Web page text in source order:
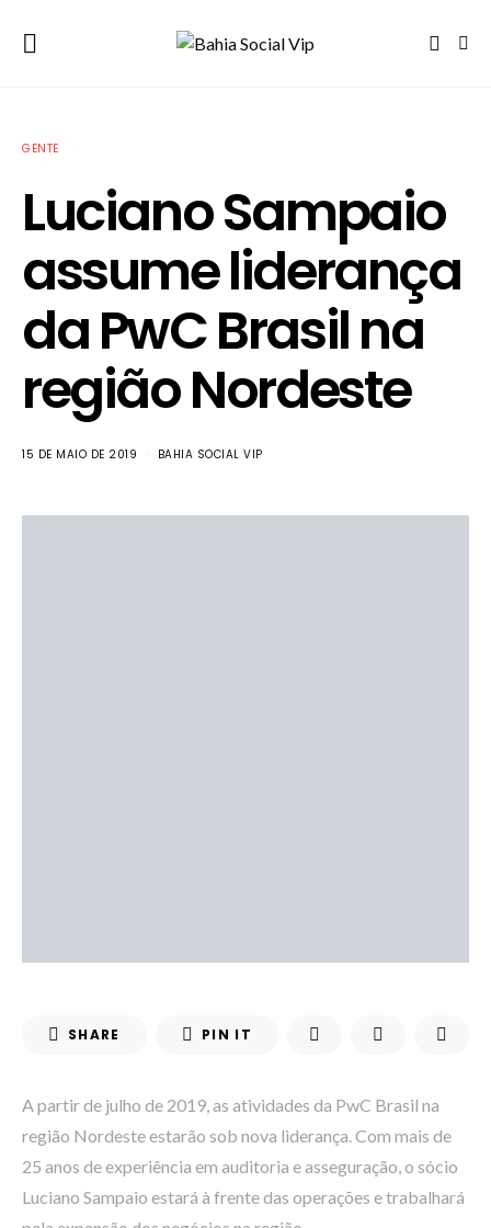
GENTE
Luciano Sampaio
assume liderança
da PwC Brasil na
região Nordeste
15 DE MAIO DE 2019 BAHIA SOCIAL VIP
SHARE PIN IT
A partir de julho de 2019, as atividades da PwC Brasil na
região Nordeste estarão sob nova liderança. Com mais de
25 anos de experiência em auditoria e asseguração, o sócio
Luciano Sampaio estará à frente das operações e trabalhará